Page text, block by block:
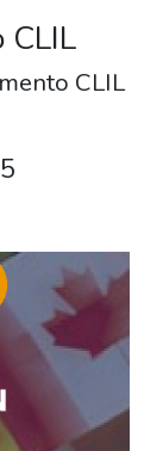
CLIL
CLIL